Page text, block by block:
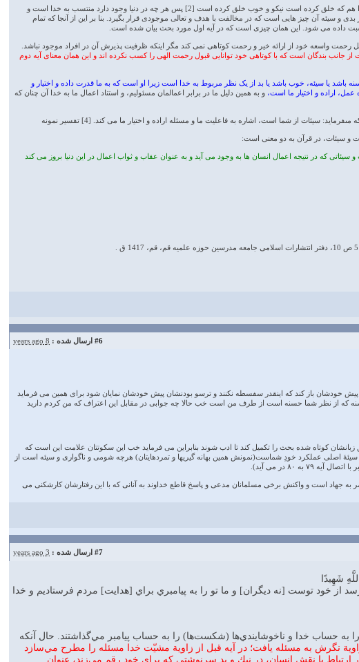
1. از آیات دیگر قرآن استفاده می شود همه چیز را اعم از آنهایی که ما بدی یا خوبی می دانیم خدا خلق کرده [1] و هر چیز را هم که خلق کرده است نیکو و خوب خلق کرده است [2] پس هر چه در دنیا وجود دارد منتسب به خدا است و
و سیئه آن چیز هایی است که در مخالفت با هدف و تعالی موجودی قرار بگیرد. بنا بر این از آنجا که تمام
داده می شود. این همان چیزی است که در آیه اول مورد بحث بیان شده است.
واسعه خود از ارائه خیر و رحمت کوتاهی نمی کند مگر اینکه ظرفیت پذیرش آن در افراد موجود نباشد.
جانب بندگان است که با کوتاهی خود توانایی قبول رحمت الهی را کسب نکرده اند و این همان معنای آیه دوم
باشد یا سیئه، خوب باشد یا بد از یک نظر مربوط به خدا است زیرا او است که به ما قدرت داده و اختیار و
اراده و اختیار ما است، و به همین دلیل ما در برابر اعمالمان مسئولیم، و استناد اعمال ما به خدا آن چنان که
سیئات از شما است، اشاره به فاعلیت ما و مسئله اراده و اختیار ما مى ‏کند. [4] تفسير نمونه
که در نتیجه اعمال انسان ها به وجود می آید و به عنوان عقاب و ثواب اعمال در این دنیا بروز می کند
#6 ارسال شده : 8 years ago
پیش خودشان باز کند که اینقدر سفسطه نکنند و ترسو بودنشان پیش خودشان نمایان شود برای همین می فرماید
که از نظر شما حسنه است از طرف من است خب حالا چه جوابی در مقابل این اعتراف که من کردم دارید
زبانشان کوتاه شده بحث را تکمیل کند تا ادب شوند بنابراین می فرماید خب این سکوتتان علامت این است که
اصلی عملکرد خودِ شماست(نمونش همین بهانه گیریها و تمردهایتان) هرچه شومی و ناگواری و سیئه است از
۸۰ در می آید).
به جهاد است و واکنش برخی مسلمانان مدعی و پاسخ قاطع خداوند به آنانی که با این رفتارشان کارشکنی می
#7 ارسال شده : 3 years ago
شَهِيدًا
خود توست [نه ديگران] و ما تو را به پيامبري براي [هدايت] مردم فرستاديم و خدا
را به حساب خدا و ناخوشايندي‌ها (شكست‌ها) را به حساب پيامبر مي‌گذاشتند. حال آنكه
نگرش به مسئله يافت؛ در آيه قبل از زاوية مشيّت خدا مسئله را مطرح مي‌سازد
ارتباط با نقش انسان، در نيك و بد سرنوشتي كه براي خود رقم مي‌زند، عنوان